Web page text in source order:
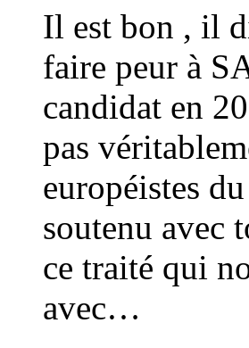
Il est bon , il
faire peur à
candidat en
pas
européistes
soutenu avec
ce traité qui
avec…